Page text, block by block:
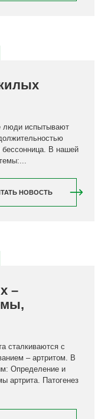
люди испытывают
бессонница. В нашей
НОВОСТЬ
–
сталкиваются с
– артритом. В
Определение и
артрита. Патогенез